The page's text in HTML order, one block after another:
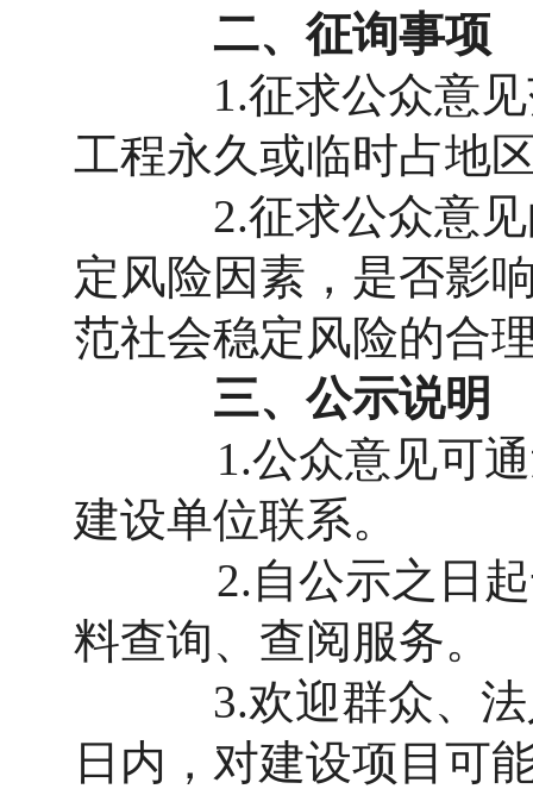
二、征询事项
1.征求公众意见范
工程永久或临时占地
2.征求公众意见的
定风险因素，是否影
范社会稳定风险的合
三、公示说明
1.公众意见可通过
建设单位联系。
2.自公示之日起十
料查询、查阅服务。
3.欢迎群众、法人
日内，对建设项目可